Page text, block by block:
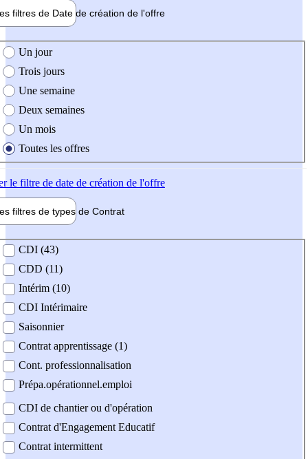
filtres de Date de création de l'offre
création de l'offre
Un jour
Trois jours
Une semaine
Deux semaines
Un mois
Toutes les offres
le filtre de date de création de l'offre
filtres de types de Contrat
contrat
CDI (43)
CDD (11)
Intérim (10)
CDI Intérimaire
Saisonnier
Contrat apprentissage (1)
Cont. professionnalisation
Prépa.opérationnel.emploi
CDI de chantier ou d'opération
Contrat d'Engagement Educatif
Contrat intermittent